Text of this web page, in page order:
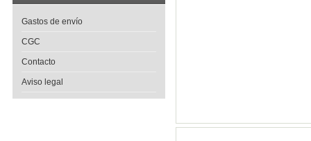
Gastos de envío
CGC
Contacto
Aviso legal